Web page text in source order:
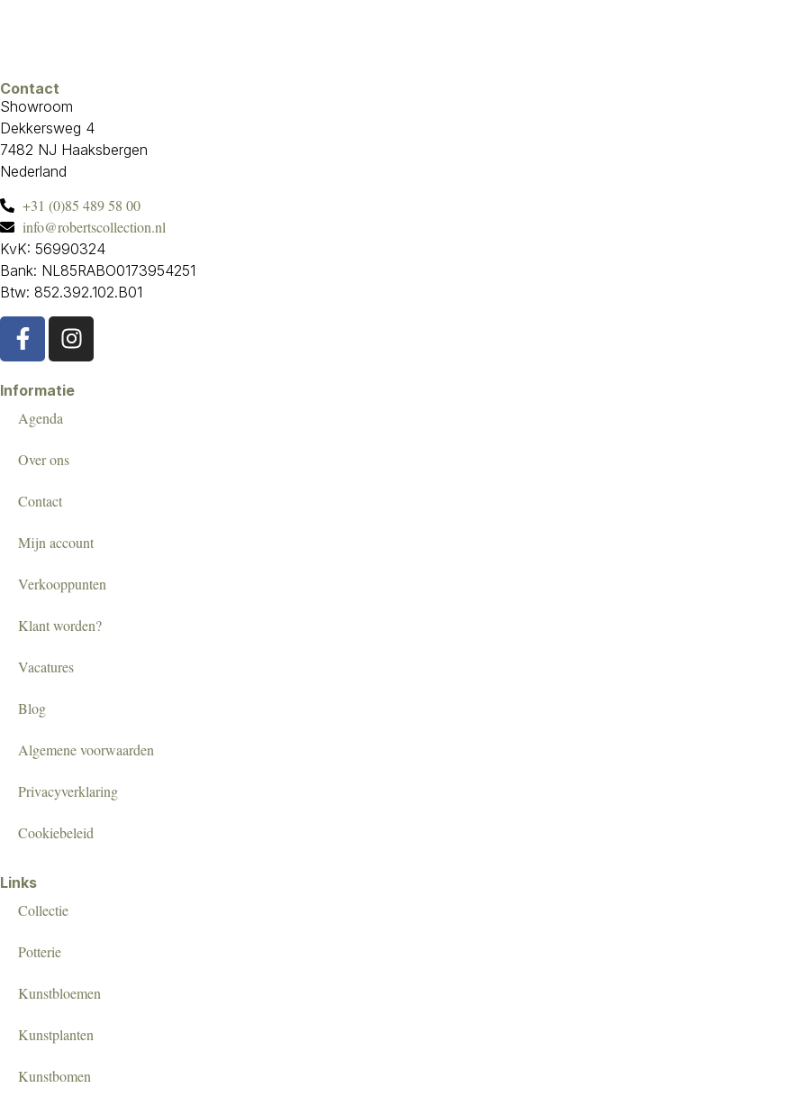
Contact
Showroom
Dekkersweg 4
7482 NJ Haaksbergen
Nederland
+31 (0)85 489 58 00
info@robertscollection.nl
KvK: 56990324
Bank: NL85RABO0173954251
Btw: 852.392.102.B01
Informatie
Agenda
Over ons
Contact
Mijn account
Verkooppunten
Klant worden?
Vacatures
Blog
Algemene voorwaarden
Privacyverklaring
Cookiebeleid
Links
Collectie
Potterie
Kunstbloemen
Kunstplanten
Kunstbomen